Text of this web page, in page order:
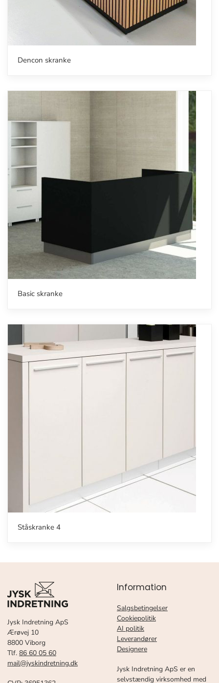
Dencon skranke
Basic skranke
Ståskranke 4
Jysk Indretning ApS
Ærøvej 10
8800 Viborg
Tlf. 86 60 05 60
mail@jyskindretning.dk
Information
Salgsbetingelser
Cookiepolitik
AI politik
Leverandører
Designere
Jysk Indretning ApS er en
selvstændig virksomhed med